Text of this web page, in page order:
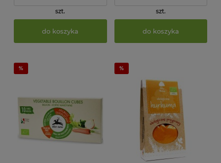
szt.
do koszyka
szt.
do koszyka